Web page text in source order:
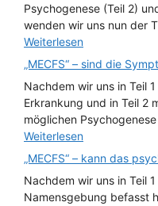
Psychogenese (Teil 2)
wenden wir uns nun der
Weiterlesen
„MECFS“ – sind die
Nachdem wir uns in Teil
Erkrankung und in Teil 2
möglichen
Weiterlesen
„MECFS“ – kann das
Nachdem wir uns in Teil
Namensgebung befasst